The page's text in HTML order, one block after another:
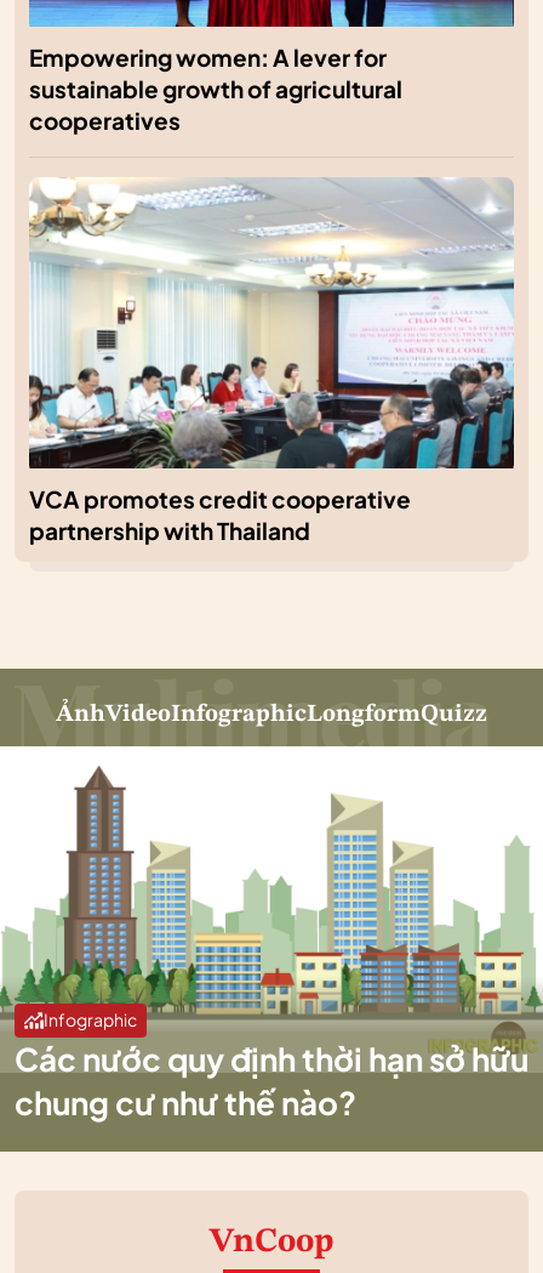
Empowering women: A lever for
sustainable growth of agricultural
cooperatives
VCA promotes credit cooperative
partnership with Thailand
ẢnhVideoInfographicLongformQuizz
Infographic
Các nước quy định thời hạn sở hữu
chung cư như thế nào?
VnCoop